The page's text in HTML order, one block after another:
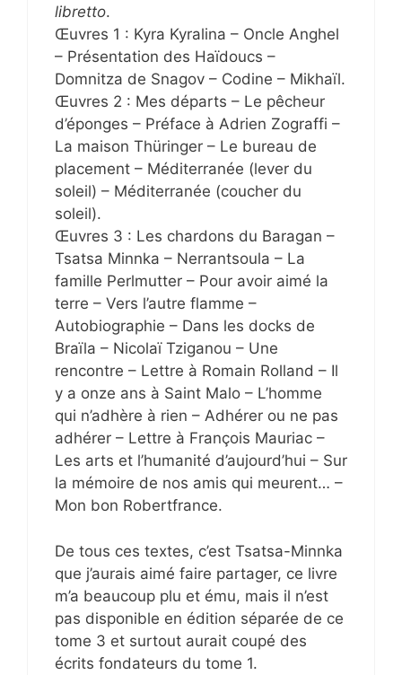
libretto.
Œuvres 1 : Kyra Kyralina – Oncle Anghel
– Présentation des Haïdoucs –
Domnitza de Snagov – Codine – Mikhaïl.
Œuvres 2 : Mes départs – Le pêcheur
d’éponges – Préface à Adrien Zograffi –
La maison Thüringer – Le bureau de
placement – Méditerranée (lever du
soleil) – Méditerranée (coucher du
soleil).
Œuvres 3 : Les chardons du Baragan –
Tsatsa Minnka – Nerrantsoula – La
famille Perlmutter – Pour avoir aimé la
terre – Vers l’autre flamme –
Autobiographie – Dans les docks de
Braïla – Nicolaï Tziganou – Une
rencontre – Lettre à Romain Rolland – Il
y a onze ans à Saint Malo – L’homme
qui n’adhère à rien – Adhérer ou ne pas
adhérer – Lettre à François Mauriac –
Les arts et l’humanité d’aujourd’hui – Sur
la mémoire de nos amis qui meurent… –
Mon bon Robertfrance.
De tous ces textes, c’est Tsatsa-Minnka
que j’aurais aimé faire partager, ce livre
m’a beaucoup plu et ému, mais il n’est
pas disponible en édition séparée de ce
tome 3 et surtout aurait coupé des
écrits fondateurs du tome 1.